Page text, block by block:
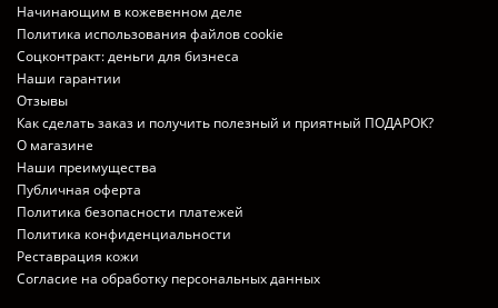
Начинающим в кожевенном деле
Политика использования файлов cookie
Соцконтракт: деньги для бизнеса
Наши гарантии
Отзывы
Как сделать заказ и получить полезный и приятный ПОДАРОК?
О магазине
Наши преимущества
Публичная оферта
Политика безопасности платежей
Политика конфиденциальности
Реставрация кожи
Согласие на обработку персональных данных